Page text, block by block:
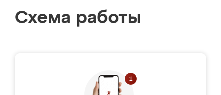
Схема работы